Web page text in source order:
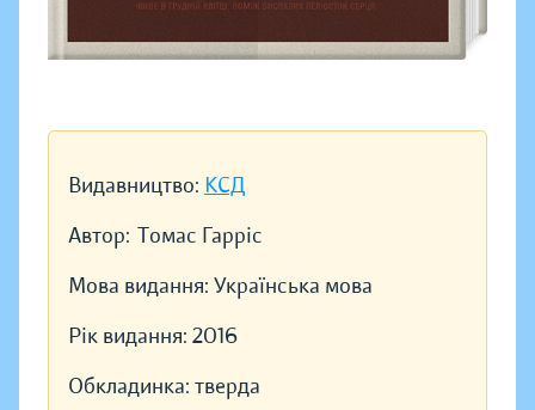
Видавництво: КСД
Автор: Томас Гарріс
Мова видання: Українська мова
Рік видання: 2016
Обкладинка: тверда